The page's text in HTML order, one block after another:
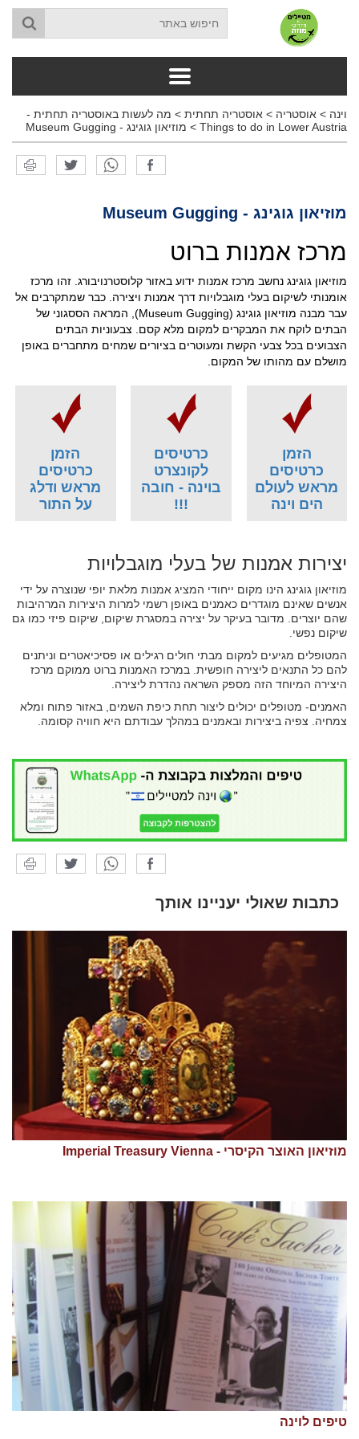
וינה > אוסטריה > אוסטריה תחתית > מה לעשות באוסטריה תחתית -
Things to do in Lower Austria
> מוזיאון גוגינג - Museum Gugging
מוזיאון גוגינג - Museum Gugging
מרכז אמנות ברוט
מוזיאון גוגינג נחשב מרכז אמנות ידוע באזור קלוסטרנויבורג. זהו מרכז
אומנותי לשיקום בעלי מוגבלויות דרך אמנות ויצירה. כבר שמתקרבים אל
עבר מבנה מוזיאון גוגינג (Museum Gugging), המראה הססגוני של
הבתים לוקח את המבקרים למקום מלא קסם. צבעוניות הבתים
הצבועים בכל צבעי הקשת ומעוטרים בציורים שמחים מתחברים באופן
מושלם עם מהותו של המקום.
הזמן
כרטיסים
מראש לעולם
הים וינה
כרטיסים
לקונצרט
בוינה - חובה
!!!
הזמן
כרטיסים
מראש ודלג
על התור
יצירות אמנות של בעלי מוגבלויות
מוזיאון גוגינג הינו מקום ייחודי המציג אמנות מלאת יופי שנוצרה על ידי
אנשים שאינם מוגדרים כאמנים באופן רשמי למרות היצירות המרהיבות
שהם יוצרים. מדובר בעיקר על יצירה במסגרת שיקום, שיקום פיזי כמו גם
שיקום נפשי.
המטופלים מגיעים למקום מבתי חולים רגילים או פסיכיאטרים וניתנים
להם כל התנאים ליצירה חופשית. במרכז האמנות ברוט ממוקם מרכז
היצירה המיוחד הזה מספק השראה נהדרת ליצירה.
האמנים- מטופלים יכולים ליצור תחת כיפת השמים, באזור פתוח ומלא
צמחיה. צפיה ביצירות ובאמנים במהלך עבודתם היא חוויה קסומה.
כתבות שאולי יעניינו אותך
מוזיאון האוצר הקיסרי - Imperial Treasury Vienna
טיפים לוינה